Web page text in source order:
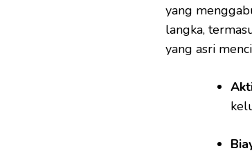
yang
langka,
yang asri